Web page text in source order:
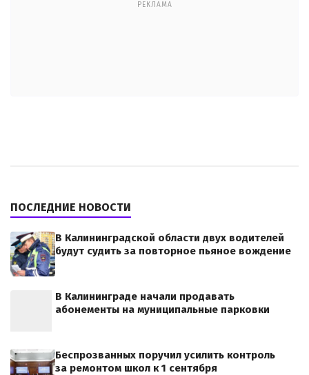
РЕКЛАМА
ПОСЛЕДНИЕ НОВОСТИ
В Калининградской области двух водителей
будут судить за повторное пьяное вождение
В Калининграде начали продавать
абонементы на муниципальные парковки
Беспрозванных поручил усилить контроль
за ремонтом школ к 1 сентября